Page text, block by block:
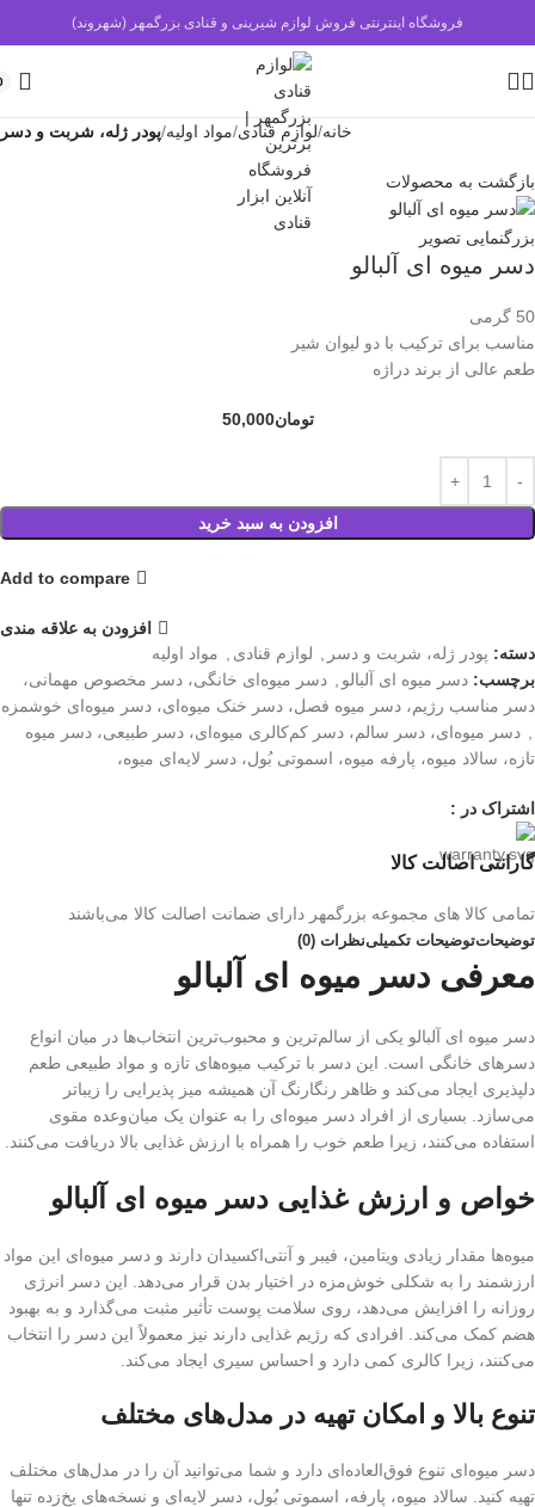
فروشگاه اینترنتی فروش لوازم شیرینی و قنادی بزرگمهر (شهروند)
خانه لوازم قنادی مواد اولیه پودر ژله، شربت و دسر
بازگشت به محصولات
بزرگنمایی تصویر
دسر میوه ای آلبالو
50 گرمی
مناسب برای ترکیب با دو لیوان شیر
طعم عالی از برند دراژه
تومان50,000
افزودن به سبد خرید
Add to compare
افزودن به علاقه مندی
دسته: پودر ژله، شربت و دسر لوازم قنادی
مواد اولیه
برچسب: دسر میوه ای آلبالو
دسر میوه‌ای خانگی، دسر مخصوص مهمانی،
دسر مناسب رژیم، دسر میوه فصل، دسر خنک میوه‌ای، دسر میوه‌ای خوشمزه
دسر میوه‌ای، دسر سالم، دسر کم‌کالری میوه‌ای، دسر طبیعی، دسر میوه
تازه، سالاد میوه، پارفه میوه، اسموتی بُول، دسر لایه‌ای میوه،
اشتراک در :
گارانتی اصالت کالا
تمامی کالا های مجموعه بزرگمهر دارای ضمانت اصالت کالا می‌باشند
توضیحاتتوضیحات تکمیلینظرات (0)
معرفی دسر میوه ای آلبالو
دسر میوه ای آلبالو یکی از سالم‌ترین و محبوب‌ترین انتخاب‌ها در میان انواع
دسرهای خانگی است. این دسر با ترکیب میوه‌های تازه و مواد طبیعی طعم
دلپذیری ایجاد می‌کند و ظاهر رنگارنگ آن همیشه میز پذیرایی را زیباتر
می‌سازد. بسیاری از افراد دسر میوه‌ای را به عنوان یک میان‌وعده مقوی
استفاده می‌کنند، زیرا طعم خوب را همراه با ارزش غذایی بالا دریافت می‌کنند.
خواص و ارزش غذایی دسر میوه ای آلبالو
میوه‌ها مقدار زیادی ویتامین، فیبر و آنتی‌اکسیدان دارند و دسر میوه‌ای این مواد
ارزشمند را به شکلی خوش‌مزه در اختیار بدن قرار می‌دهد. این دسر انرژی
روزانه را افزایش می‌دهد، روی سلامت پوست تأثیر مثبت می‌گذارد و به بهبود
هضم کمک می‌کند. افرادی که رژیم غذایی دارند نیز معمولاً این دسر را انتخاب
می‌کنند، زیرا کالری کمی دارد و احساس سیری ایجاد می‌کند.
تنوع بالا و امکان تهیه در مدل‌های مختلف
دسر میوه‌ای تنوع فوق‌العاده‌ای دارد و شما می‌توانید آن را در مدل‌های مختلف
تهیه کنید. سالاد میوه، پارفه، اسموتی بُول، دسر لایه‌ای و نسخه‌های یخ‌زده تنها